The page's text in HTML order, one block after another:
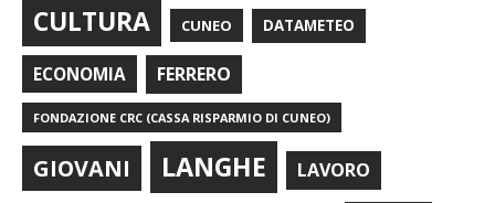
CULTURA CUNEO DATAMETEO
ECONOMIA FERRERO
FONDAZIONE CRC (CASSA RISPARMIO DI CUNEO)
GIOVANI LANGHE LAVORO